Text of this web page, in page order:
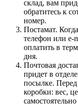
склад, вам
обратитесь к
номер.
Постамат.
телефон или e-
оплатить в
дня.
Почтовая
придет в
посылке.
коробки: вес,